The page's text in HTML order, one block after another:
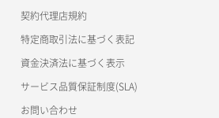
ポート作成（ローカルネットワーク用）
ポート作成（追加IP用）
ポート削除
リスナー詳細取得
ロードバランサー一覧取得
ロードバランサー削除
公開API(ConoHa VPS Ver.2.0)
契約代理店規約
特定商取引法に基づく表記
資金決済法に基づく表示
サービス品質保証制度(SLA)
お問い合わせ